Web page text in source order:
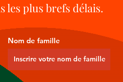
les plus brefs délais.
Nom de famille